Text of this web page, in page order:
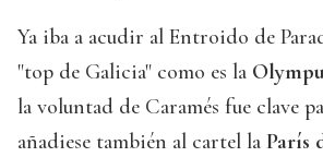
Ya iba a acudir al Entroido de
"top de Galicia" como es la
la voluntad de Caramés fue clave
añadiese también al cartel la París